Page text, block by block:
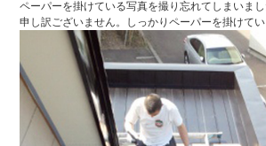
ペーパーを掛けている写真を撮り忘れてしまいま
申し訳ございません。しっかりペーパーを掛けてい